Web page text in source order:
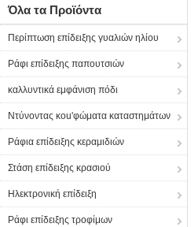
Όλα τα Προϊόντα
Περίπτωση επίδειξης γυαλιών ηλίου
Ράφι επίδειξης παπουτσιών
καλλυντικά εμφάνιση πόδι
Ντύνοντας κοu'φώματα καταστημάτων
Ράφια επίδειξης κεραμιδιών
Στάση επίδειξης κρασιού
Ηλεκτρονική επίδειξη
Ράφι επίδειξης τροφίμων